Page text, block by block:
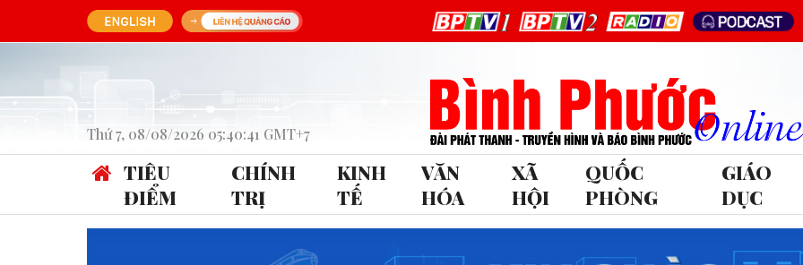
Thứ 7, 08/08/2026 05:40:41 GMT+7
TIÊU
ĐIỂM
CHÍNH
TRỊ
KINH
TẾ
VĂN
HÓA
XÃ
HỘI
QUỐC
PHÒNG
GIÁO
DỤC